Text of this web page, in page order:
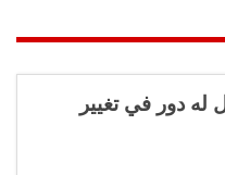
له دور في تغيير